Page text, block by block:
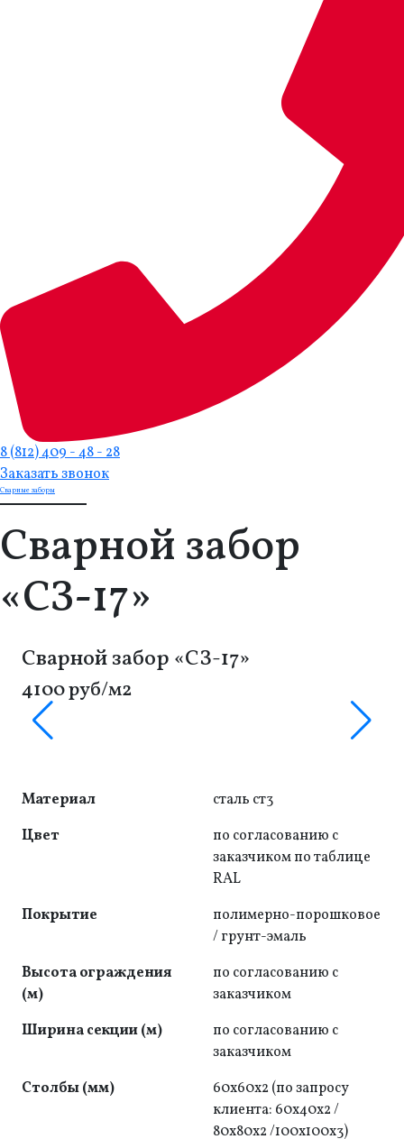
8 (812) 409 - 48 - 28
Заказать звонок
Сварные заборы
Сварной забор
«СЗ-17»
Сварной забор «СЗ-17»
4100 руб/м2
Материал
сталь ст3
Цвет
по согласованию с
заказчиком по таблице
RAL
Покрытие
полимерно-порошковое
/ грунт-эмаль
Высота ограждения
(м)
по согласованию с
заказчиком
Ширина секции (м)
по согласованию с
заказчиком
Cтолбы (мм)
60х60х2 (по запросу
клиента: 60x40x2 /
80x80x2 /100х100х3)